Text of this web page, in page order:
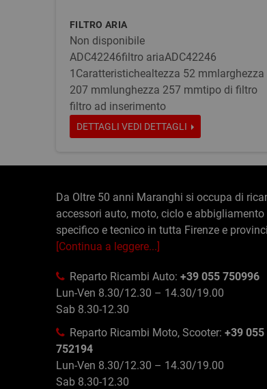
FILTRO ARIA
Non disponibile
ADC42246filtro ariaADC42246
1Caratteristichealtezza 52 mmlarghezza
207 mmlunghezza 257 mmtipo di filtro
filtro ad inserimento
DETTAGLI VEDI DETTAGLI
Da Oltre 50 anni Maranghi si occupa di
accessori auto, moto, ciclo e abbigliamento
specifico e tecnico in tutta Firenze e
[Continua a leggere...]
Reparto Ricambi Auto: +39 055 750996
Lun-Ven 8.30/12.30 – 14.30/19.00
Sab 8.30-12.30
Reparto Ricambi Moto, Scooter: +39 055
752194
Lun-Ven 8.30/12.30 – 14.30/19.00
Sab 8.30-12.30